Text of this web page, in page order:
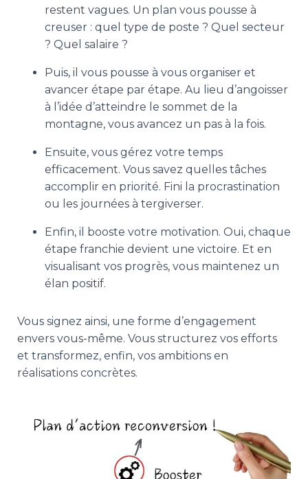
restent vagues. Un plan vous pousse à
creuser : quel type de poste ? Quel secteur
? Quel salaire ?
Puis, il vous pousse à vous organiser et
avancer étape par étape. Au lieu d’angoisser
à l’idée d’atteindre le sommet de la
montagne, vous avancez un pas à la fois.
Ensuite, vous gérez votre temps
efficacement. Vous savez quelles tâches
accomplir en priorité. Fini la procrastination
ou les journées à tergiverser.
Enfin, il booste votre motivation. Oui, chaque
étape franchie devient une victoire. Et en
visualisant vos progrès, vous maintenez un
élan positif.
Vous signez ainsi, une forme d’engagement
envers vous-même. Vous structurez vos efforts
et transformez, enfin, vos ambitions en
réalisations concrètes.